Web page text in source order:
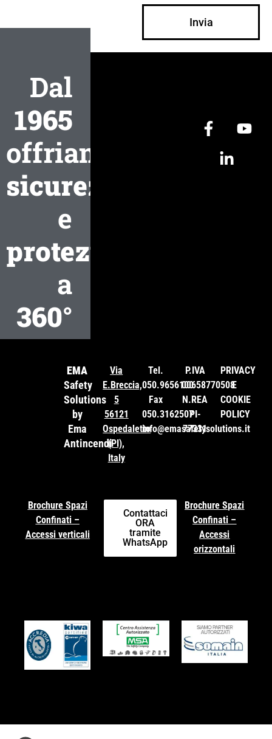
Invia
Dal
1965
offriamo
sicurezza
e
protezione
a
360°
EMA
Safety
Solutions
by
Ema
Antincendi
Via
E.Breccia,
5
56121
Ospedaletto
(PI),
Italy
Tel.
050.9656100
Fax
050.3162507
info@emasafetysolutions.it
P.IVA
00658770508
N.REA
PI-
77331
PRIVACY
E
COOKIE
POLICY
Brochure Spazi
Confinati –
Accessi verticali
Contattaci
ORA
tramite
WhatsApp
Brochure Spazi
Confinati –
Accessi
orizzontali